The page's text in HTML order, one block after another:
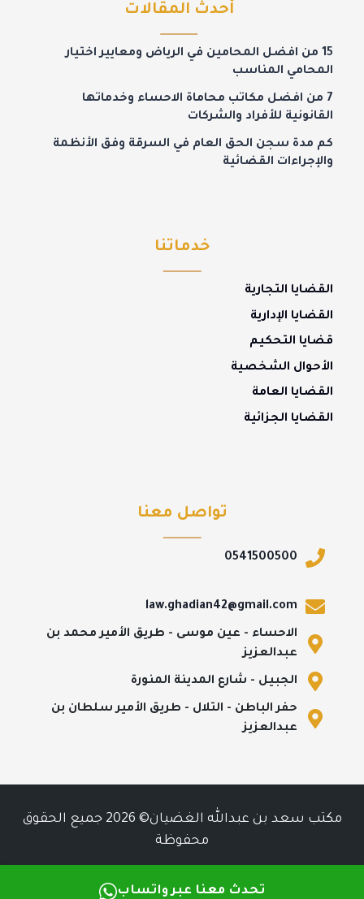
تحدث معنا عبر واتساب
أحدث المقالات
15 من افضل المحامين في الرياض ومعايير اختيار
المحامي المناسب
7 من افضل مكاتب محاماة الاحساء وخدماتها
القانونية للأفراد والشركات
كم مدة سجن الحق العام في السرقة وفق الأنظمة
والإجراءات القضائية
خدماتنا
القضايا التجارية
القضايا الإدارية
قضايا التحكيم
الأحوال الشخصية
القضايا العامة
القضايا الجزائية
تواصل معنا
0541500500
law.ghadian42@gmail.com
الاحساء - عين موسى - طريق الأمير محمد بن
عبدالعزيز
الجبيل - شارع المدينة المنورة
حفر الباطن - التلال - طريق الأمير سلطان بن
عبدالعزيز
مكتب سعد بن عبدالله الغضيان© 2026 جميع الحقوق
محفوظة